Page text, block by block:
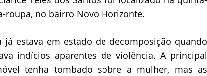
roupa, no bairro Novo Horizonte.
já estava em estado de decomposição quando
indícios aparentes de violência. A principal
tenha tombado sobre a mulher, mas as